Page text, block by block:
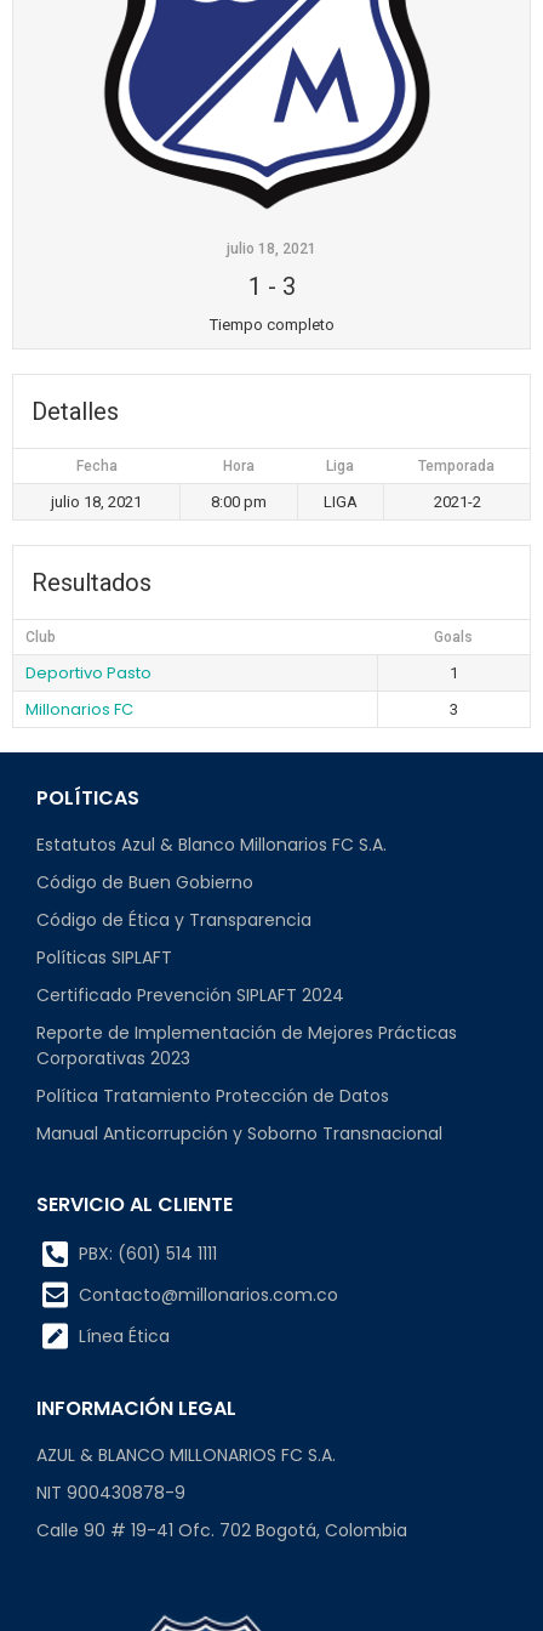
julio 18, 2021
1 - 3
Tiempo completo
Detalles
Fecha Hora Liga Temporada
julio 18, 2021 8:00 pm LIGA 2021-2
Resultados
Club Goals
Deportivo Pasto 1
Millonarios FC 3
POLÍTICAS
Estatutos Azul & Blanco Millonarios FC S.A.
Código de Buen Gobierno
Código de Ética y Transparencia
Políticas SIPLAFT
Certificado Prevención SIPLAFT 2024
Reporte de Implementación de Mejores Prácticas
Corporativas 2023
Política Tratamiento Protección de Datos
Manual Anticorrupción y Soborno Transnacional
SERVICIO AL CLIENTE
PBX: (601) 514 1111
Contacto@millonarios.com.co
Línea Ética
INFORMACIÓN LEGAL
AZUL & BLANCO MILLONARIOS FC S.A.
NIT 900430878-9
Calle 90 # 19-41 Ofc. 702 Bogotá, Colombia